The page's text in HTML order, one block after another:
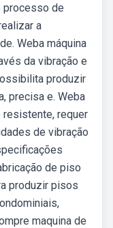
processo de
a
Weba máquina
da vibração e
produzir
precisa e. Weba
requer
de vibração
de piso
produzir pisos
maquina de